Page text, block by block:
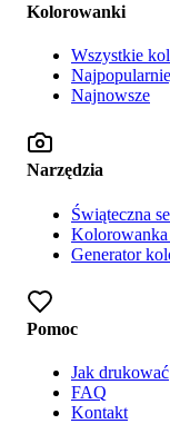
Kolorowanki
Wszystkie
Najnowsze
Narzędzia
Świąteczna
Kolorowanka
Generator
Pomoc
Jak drukować
FAQ
Kontakt